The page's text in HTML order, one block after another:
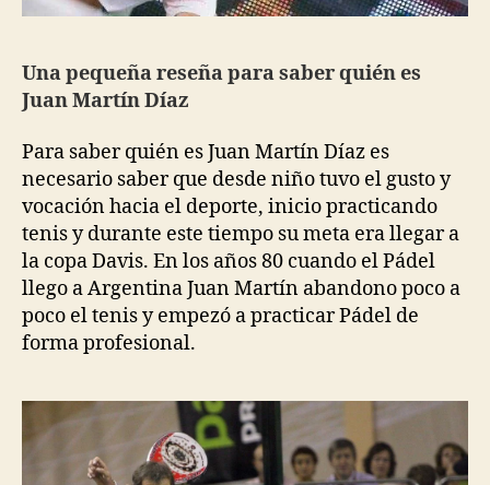
Una pequeña reseña para saber quién es
Juan Martín Díaz
Para saber quién es Juan Martín Díaz es
necesario saber que desde niño tuvo el gusto y
vocación hacia el deporte, inicio practicando
tenis y durante este tiempo su meta era llegar a
la copa Davis. En los años 80 cuando el Pádel
llego a Argentina Juan Martín abandono poco a
poco el tenis y empezó a practicar Pádel de
forma profesional.